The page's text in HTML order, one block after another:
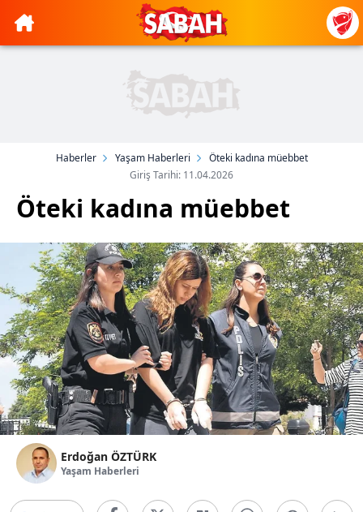
Haberler Yaşam Haberleri
Öteki kadına müebbet
Giriş Tarihi: 11.04.2026
Öteki kadına müebbet
Erdoğan ÖZTÜRK
Yaşam Haberleri